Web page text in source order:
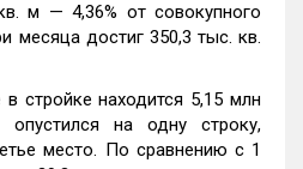
м — 4,36% от совокупного
месяца достиг 350,3 тыс. кв.
в стройке находится 5,15 млн
на одну строку,
место. По сравнению с 1